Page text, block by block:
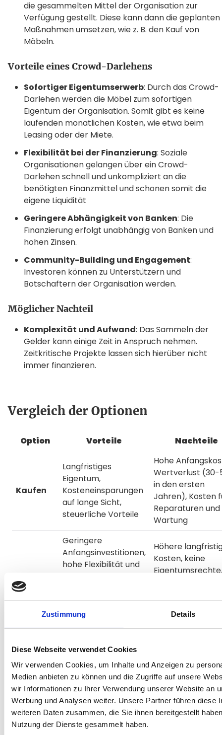
Zustimmung Details
Diese Webseite verwendet Cookies
Wir verwenden Cookies, um Inhalte und Anzeigen zu
Medien anbieten zu können und die Zugriffe auf unsere
wir Informationen zu Ihrer Verwendung unserer Website an
Werbung und Analysen weiter. Unsere Partner führen diese
weiteren Daten zusammen, die Sie ihnen bereitgestellt
Nutzung der Dienste gesammelt haben.
die gesammelten Mittel der Organisation zur
Verfügung gestellt. Diese kann dann die geplanten
Maßnahmen umsetzen, wie z. B. den Kauf von
Möbeln.
Vorteile eines Crowd-Darlehens
Sofortiger Eigentumserwerb: Durch das Crowd-
Darlehen werden die Möbel zum sofortigen
Eigentum der Organisation. Somit gibt es keine
laufenden monatlichen Kosten, wie etwa beim
Leasing oder der Miete.
Flexibilität bei der Finanzierung: Soziale
Organisationen gelangen über ein Crowd-
Darlehen schnell und unkompliziert an die
benötigten Finanzmittel und schonen somit die
eigene Liquidität
Geringere Abhängigkeit von Banken: Die
Finanzierung erfolgt unabhängig von Banken und
hohen Zinsen.
Community-Building und Engagement:
Investoren können zu Unterstützern und
Botschaftern der Organisation werden.
Möglicher Nachteil
Komplexität und Aufwand: Das Sammeln der
Gelder kann einige Zeit in Anspruch nehmen.
Zeitkritische Projekte lassen sich hierüber nicht
immer finanzieren.
Vergleich der Optionen
Option Vorteile Nachteile
Kaufen
Langfristiges
Eigentum,
Kosteneinsparungen
auf lange Sicht,
steuerliche Vorteile
Hohe
Wertverlust (30-
in den ersten
Jahren), Kosten
Reparaturen und
Wartung
Geringere
Anfangsinvestitionen,
hohe Flexibilität und
Reparaturen oft
inklusive
Höhere
Kosten, keine
Eigentumsrechte,
Leasen
Finanzielle Flexibilität,
durch Absetzbarkeit
der Raten,
Möglichkeit
regelmäßiger
Upgrades
Langfristige
Gesamtkosten
die Laufzeit,
bei Änderungen
vorzeitigen